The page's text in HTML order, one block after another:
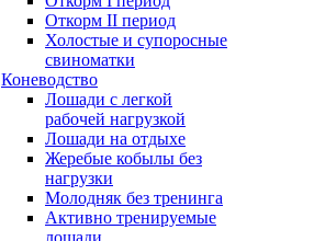
Откорм II период
Холостые и супоросные
свиноматки
Коневодство
Лошади с легкой
рабочей нагрузкой
Лошади на отдыхе
Жеребые кобылы без
нагрузки
Молодняк без тренинга
Активно тренируемые
лошади